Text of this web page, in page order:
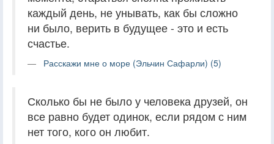
каждый день, не унывать, как бы сложно
ни было, верить в будущее - это и есть
счастье.
Расскажи мне о море (Эльчин Сафарли) (5)
Сколько бы не было у человека друзей, он
все равно будет одинок, если рядом с ним
нет того, кого он любит.